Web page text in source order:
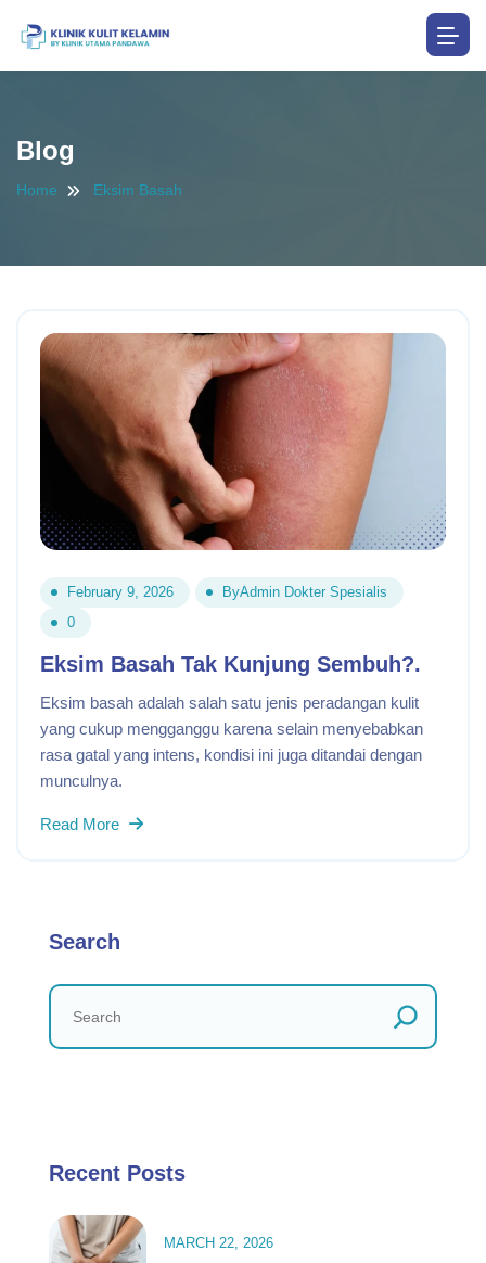
Blog
Home Eksim Basah
February 9, 2026 ByAdmin Dokter Spesialis
0
Eksim Basah Tak Kunjung Sembuh?.
Eksim basah adalah salah satu jenis peradangan kulit
yang cukup mengganggu karena selain menyebabkan
rasa gatal yang intens, kondisi ini juga ditandai dengan
munculnya.
Read More
Search
Recent Posts
MARCH 22, 2026